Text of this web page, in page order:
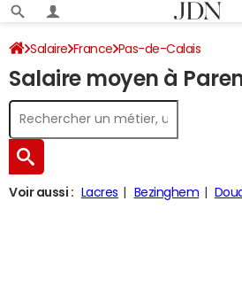
Salaire France Pas-de-Calais
Salaire moyen à
Voir aussi : Lacres Bezinghem